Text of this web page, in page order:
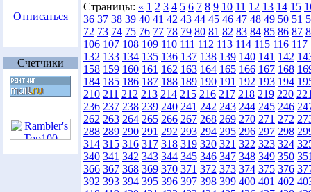
Отписаться
Счетчики
Страницы: « 1 2 3 4 5 6 7 8 9 10 11 12 13 14 15
36 37 38 39 40 41 42 43 44 45 46 47 48 49 50 51
72 73 74 75 76 77 78 79 80 81 82 83 84 85 86 87
106 107 108 109 110 111 112 113 114 115 116 117
132 133 134 135 136 137 138 139 140 141 142
158 159 160 161 162 163 164 165 166 167 168
184 185 186 187 188 189 190 191 192 193 194
210 211 212 213 214 215 216 217 218 219 220
236 237 238 239 240 241 242 243 244 245 246
262 263 264 265 266 267 268 269 270 271 272
288 289 290 291 292 293 294 295 296 297 298
314 315 316 317 318 319 320 321 322 323 324
340 341 342 343 344 345 346 347 348 349 350
366 367 368 369 370 371 372 373 374 375 376
392 393 394 395 396 397 398 399 400 401 402